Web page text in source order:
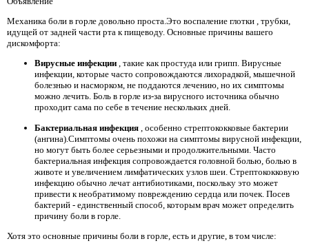
Механика боли в горле довольно проста.Это воспаление глотки , трубки,
идущей от задней части рта к пищеводу. Основные причины вашего
дискомфорта:
Вирусные инфекции , такие как простуда или грипп. Вирусные
инфекции, которые часто сопровождаются лихорадкой, мышечной
болезнью и насморком, не поддаются лечению, но их симптомы
можно лечить. Боль в горле из-за вирусного источника обычно
проходит сама по себе в течение нескольких дней.
Бактериальная инфекция , особенно стрептококковые бактерии
(ангина).Симптомы очень похожи на симптомы вирусной инфекции,
но могут быть более серьезными и продолжительными. Часто
бактериальная инфекция сопровождается головной болью, болью в
животе и увеличением лимфатических узлов шеи. Стрептококковую
инфекцию обычно лечат антибиотиками, поскольку это может
привести к необратимому повреждению сердца или почек. Посев
бактерий - единственный способ, которым врач может определить
причину боли в горле.
Хотя это основные причины боли в горле, есть и другие, в том числе: